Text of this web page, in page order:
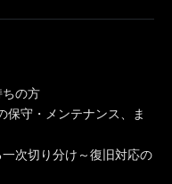
ちの方
保守・メンテナンス、ま
次切り分け～復旧対応の